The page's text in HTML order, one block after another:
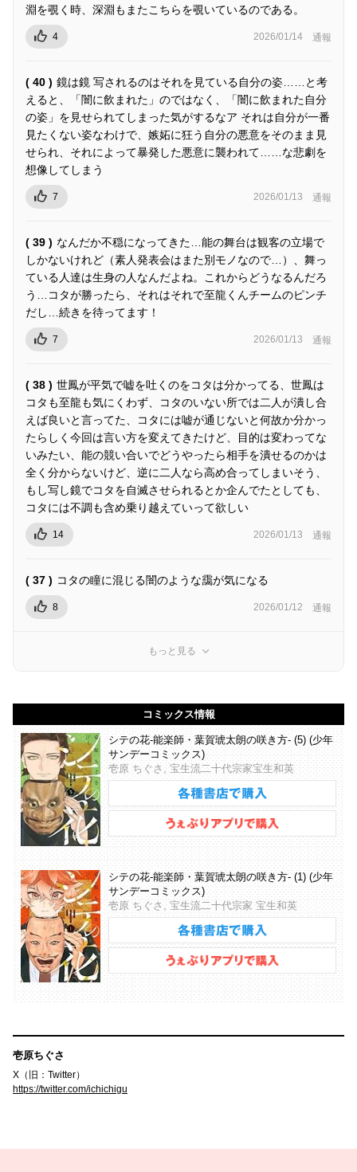
淵を覗く時、深淵もまたこちらを覗いているのである。
4 2026/01/14 通報
( 40 ) 鏡は鏡 写されるのはそれを見ている自分の姿……と考
えると、「闇に飲まれた」のではなく、「闇に飲まれた自分
の姿」を見せられてしまった気がするなア それは自分が一番
見たくない姿なわけで、嫉妬に狂う自分の悪意をそのまま見
せられ、それによって暴発した悪意に襲われて……な悲劇を
想像してしまう
7 2026/01/13 通報
( 39 ) なんだか不穏になってきた…能の舞台は観客の立場で
しかないけれど（素人発表会はまた別モノなので…）、舞っ
ている人達は生身の人なんだよね。これからどうなるんだろ
う…コタが勝ったら、それはそれで至龍くんチームのピンチ
だし…続きを待ってます！
7 2026/01/13 通報
( 38 ) 世鳳が平気で嘘を吐くのをコタは分かってる、世鳳は
コタも至龍も気にくわず、コタのいない所では二人が潰し合
えば良いと言ってた、コタには嘘が通じないと何故か分かっ
たらしく今回は言い方を変えてきたけど、目的は変わってな
いみたい、能の競い合いでどうやったら相手を潰せるのかは
全く分からないけど、逆に二人なら高め合ってしまいそう、
もし写し鏡でコタを自滅させられるとか企んでたとしても、
コタには不調も含め乗り越えていって欲しい
14 2026/01/13 通報
( 37 ) コタの瞳に混じる闇のような靄が気になる
8 2026/01/12 通報
もっと見る
コミックス情報
シテの花-能楽師・葉賀琥太朗の咲き方- (5) (少年
サンデーコミックス)
壱原 ちぐさ, 宝生流二十代宗家宝生和英
シテの花-能楽師・葉賀琥太朗の咲き方- (1) (少年
サンデーコミックス)
壱原 ちぐさ, 宝生流二十代宗家 宝生和英
壱原ちぐさ
X（旧：Twitter）
https://twitter.com/ichichigu